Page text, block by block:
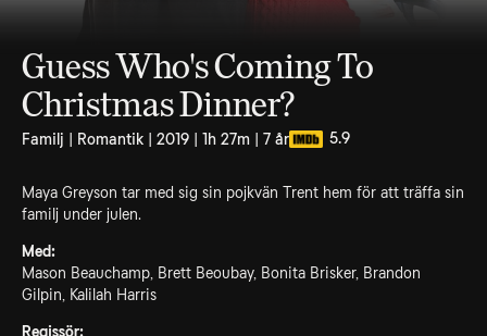
Guess Who's Coming To
Christmas Dinner?
Familj | Romantik | 2019 | 1h 27m | 7 år 5.9
Maya Greyson tar med sig sin pojkvän Trent hem för att träffa sin
familj under julen.
Med:
Mason Beauchamp, Brett Beoubay, Bonita Brisker, Brandon
Gilpin, Kalilah Harris
Regissör: